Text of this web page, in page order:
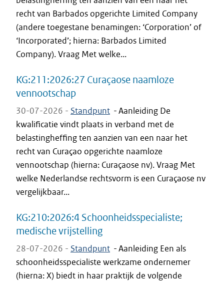
recht van Barbados opgerichte Limited Company
(andere toegestane benamingen: ‘Corporation’ of
‘Incorporated’; hierna: Barbados Limited
Company). Vraag Met welke...
KG:211:2026:27 Curaçaose naamloze
vennootschap
30-07-2026 - Standpunt -Aanleiding De
kwalificatie vindt plaats in verband met de
belastingheffing ten aanzien van een naar het
recht van Curaçao opgerichte naamloze
vennootschap (hierna: Curaçaose nv). Vraag Met
welke Nederlandse rechtsvorm is een Curaçaose nv
vergelijkbaar...
KG:210:2026:4 Schoonheidsspecialiste;
medische vrijstelling
28-07-2026 - Standpunt -Aanleiding Een als
schoonheidsspecialiste werkzame ondernemer
(hierna: X) biedt in haar praktijk de volgende